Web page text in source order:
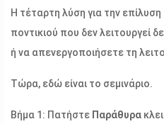
Η τέταρτη λύση για την
ποντικιού που δεν λειτουργεί
ή να απενεργοποιήσετε τη
Τώρα, εδώ είναι το σεμινάριο.
Βήμα 1: Πατήστε Παράθυρα